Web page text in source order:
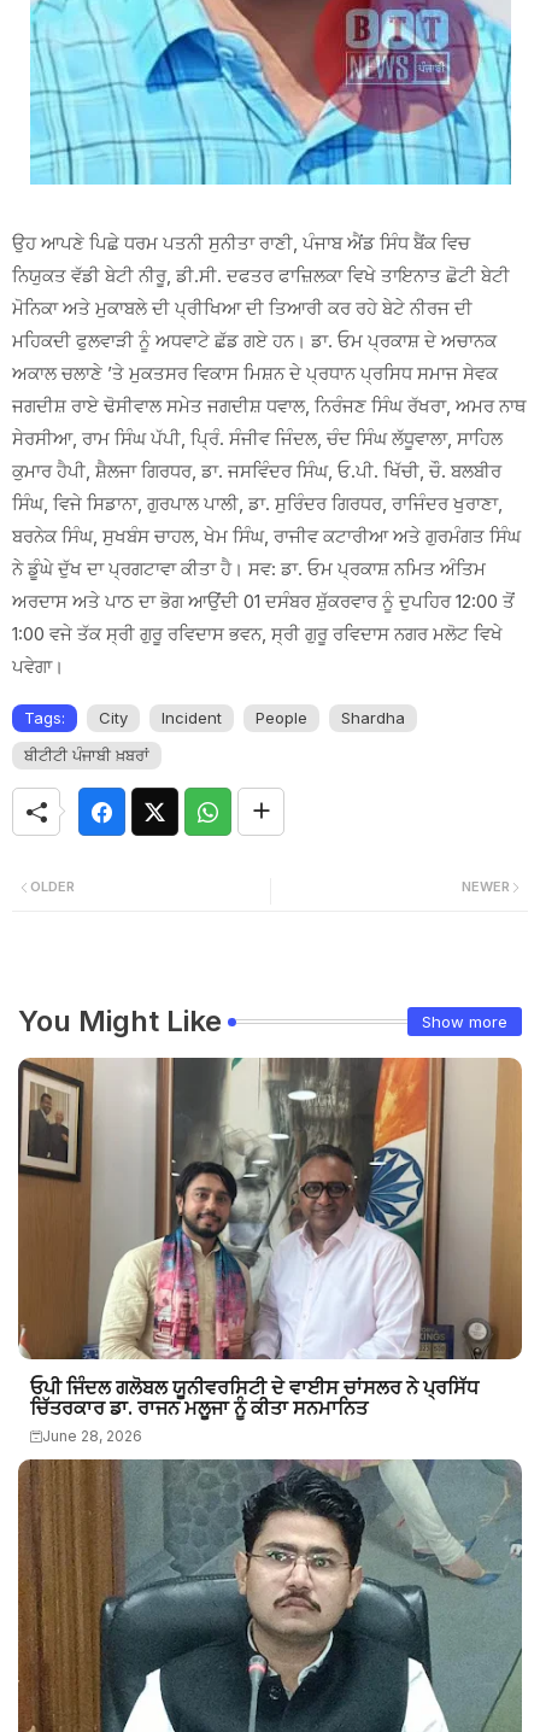
ਉਹ ਆਪਣੇ ਪਿਛੇ ਧਰਮ ਪਤਨੀ ਸੁਨੀਤਾ ਰਾਣੀ, ਪੰਜਾਬ ਐਂਡ ਸਿੰਧ ਬੈਂਕ ਵਿਚ
ਨਿਯੁਕਤ ਵੱਡੀ ਬੇਟੀ ਨੀਰੂ, ਡੀ.ਸੀ. ਦਫਤਰ ਫਾਜ਼ਿਲਕਾ ਵਿਖੇ ਤਾਇਨਾਤ ਛੋਟੀ ਬੇਟੀ
ਮੋਨਿਕਾ ਅਤੇ ਮੁਕਾਬਲੇ ਦੀ ਪ੍ਰੀਖਿਆ ਦੀ ਤਿਆਰੀ ਕਰ ਰਹੇ ਬੇਟੇ ਨੀਰਜ ਦੀ
ਮਹਿਕਦੀ ਫੁਲਵਾੜੀ ਨੂੰ ਅਧਵਾਟੇ ਛੱਡ ਗਏ ਹਨ। ਡਾ. ਓਮ ਪ੍ਰਕਾਸ਼ ਦੇ ਅਚਾਨਕ
ਅਕਾਲ ਚਲਾਣੇ ’ਤੇ ਮੁਕਤਸਰ ਵਿਕਾਸ ਮਿਸ਼ਨ ਦੇ ਪ੍ਰਧਾਨ ਪ੍ਰਸਿਧ ਸਮਾਜ ਸੇਵਕ
ਜਗਦੀਸ਼ ਰਾਏ ਢੋਸੀਵਾਲ ਸਮੇਤ ਜਗਦੀਸ਼ ਧਵਾਲ, ਨਿਰੰਜਣ ਸਿੰਘ ਰੱਖਰਾ, ਅਮਰ ਨਾਥ
ਸੇਰਸੀਆ, ਰਾਮ ਸਿੰਘ ਪੱਪੀ, ਪ੍ਰਿੰ. ਸੰਜੀਵ ਜਿੰਦਲ, ਚੰਦ ਸਿੰਘ ਲੱਧੂਵਾਲਾ, ਸਾਹਿਲ
ਕੁਮਾਰ ਹੈਪੀ, ਸ਼ੈਲਜਾ ਗਿਰਧਰ, ਡਾ. ਜਸਵਿੰਦਰ ਸਿੰਘ, ਓ.ਪੀ. ਖਿੱਚੀ, ਚੌ. ਬਲਬੀਰ
ਸਿੰਘ, ਵਿਜੇ ਸਿਡਾਨਾ, ਗੁਰਪਾਲ ਪਾਲੀ, ਡਾ. ਸੁਰਿੰਦਰ ਗਿਰਧਰ, ਰਾਜਿੰਦਰ ਖੁਰਾਣਾ,
ਬਰਨੇਕ ਸਿੰਘ, ਸੁਖਬੰਸ ਚਾਹਲ, ਖੇਮ ਸਿੰਘ, ਰਾਜੀਵ ਕਟਾਰੀਆ ਅਤੇ ਗੁਰਮੰਗਤ ਸਿੰਘ
ਨੇ ਡੂੰਘੇ ਦੁੱਖ ਦਾ ਪ੍ਰਗਟਾਵਾ ਕੀਤਾ ਹੈ। ਸਵ: ਡਾ. ਓਮ ਪ੍ਰਕਾਸ਼ ਨਮਿਤ ਅੰਤਿਮ
ਅਰਦਾਸ ਅਤੇ ਪਾਠ ਦਾ ਭੋਗ ਆਉਂਦੀ 01 ਦਸੰਬਰ ਸ਼ੁੱਕਰਵਾਰ ਨੂੰ ਦੁਪਹਿਰ 12:00 ਤੋਂ
1:00 ਵਜੇ ਤੱਕ ਸ੍ਰੀ ਗੁਰੂ ਰਵਿਦਾਸ ਭਵਨ, ਸ੍ਰੀ ਗੁਰੂ ਰਵਿਦਾਸ ਨਗਰ ਮਲੋਟ ਵਿਖੇ
ਪਵੇਗਾ।
Tags: City Incident People
Shardha
ਬੀਟੀਟੀ ਪੰਜਾਬੀ ਖ਼ਬਰਾਂ
NEWER
OLDER
You Might Like Show more
ਓਪੀ ਜਿੰਦਲ ਗਲੋਬਲ ਯੂਨੀਵਰਸਿਟੀ ਦੇ ਵਾਈਸ ਚਾਂਸਲਰ ਨੇ ਪ੍ਰਸਿੱਧ
ਚਿੱਤਰਕਾਰ ਡਾ. ਰਾਜਨ ਮਲੂਜਾ ਨੂੰ ਕੀਤਾ ਸਨਮਾਨਿਤ
June 28, 2026